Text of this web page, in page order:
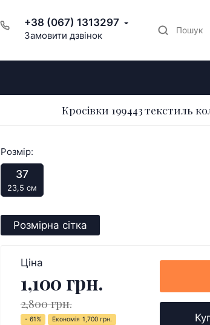
+38 (067) 1313297
Замовити дзвінок Пошук
Кросівки 199443 текстиль
Розмір:
37
23,5 см
Розмірна сітка
Ціна
1,100 грн.
2,800 грн.
- 61% Економія 1,700 грн.